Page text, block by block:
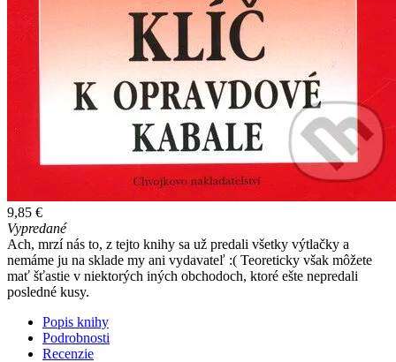
9,85 €
Vypredané
Ach, mrzí nás to, z tejto knihy sa už predali všetky výtlačky a
nemáme ju na sklade my ani vydavateľ :( Teoreticky však môžete
mať šťastie v niektorých iných obchodoch, ktoré ešte nepredali
posledné kusy.
Popis knihy
Podrobnosti
Recenzie